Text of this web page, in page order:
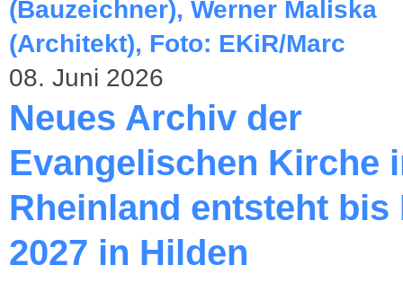
08. Juni 2026
Neues Archiv der
Evangelischen Kirche
Rheinland entsteht bis
2027 in Hilden